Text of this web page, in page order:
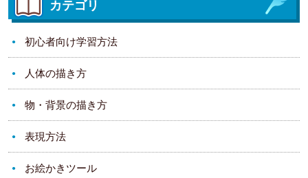
カテゴリ
初心者向け学習方法
人体の描き方
物・背景の描き方
表現方法
お絵かきツール